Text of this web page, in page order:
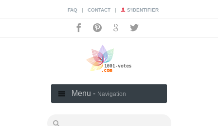
FAQ | CONTACT | S'IDENTIFIER
Menu - Navigation